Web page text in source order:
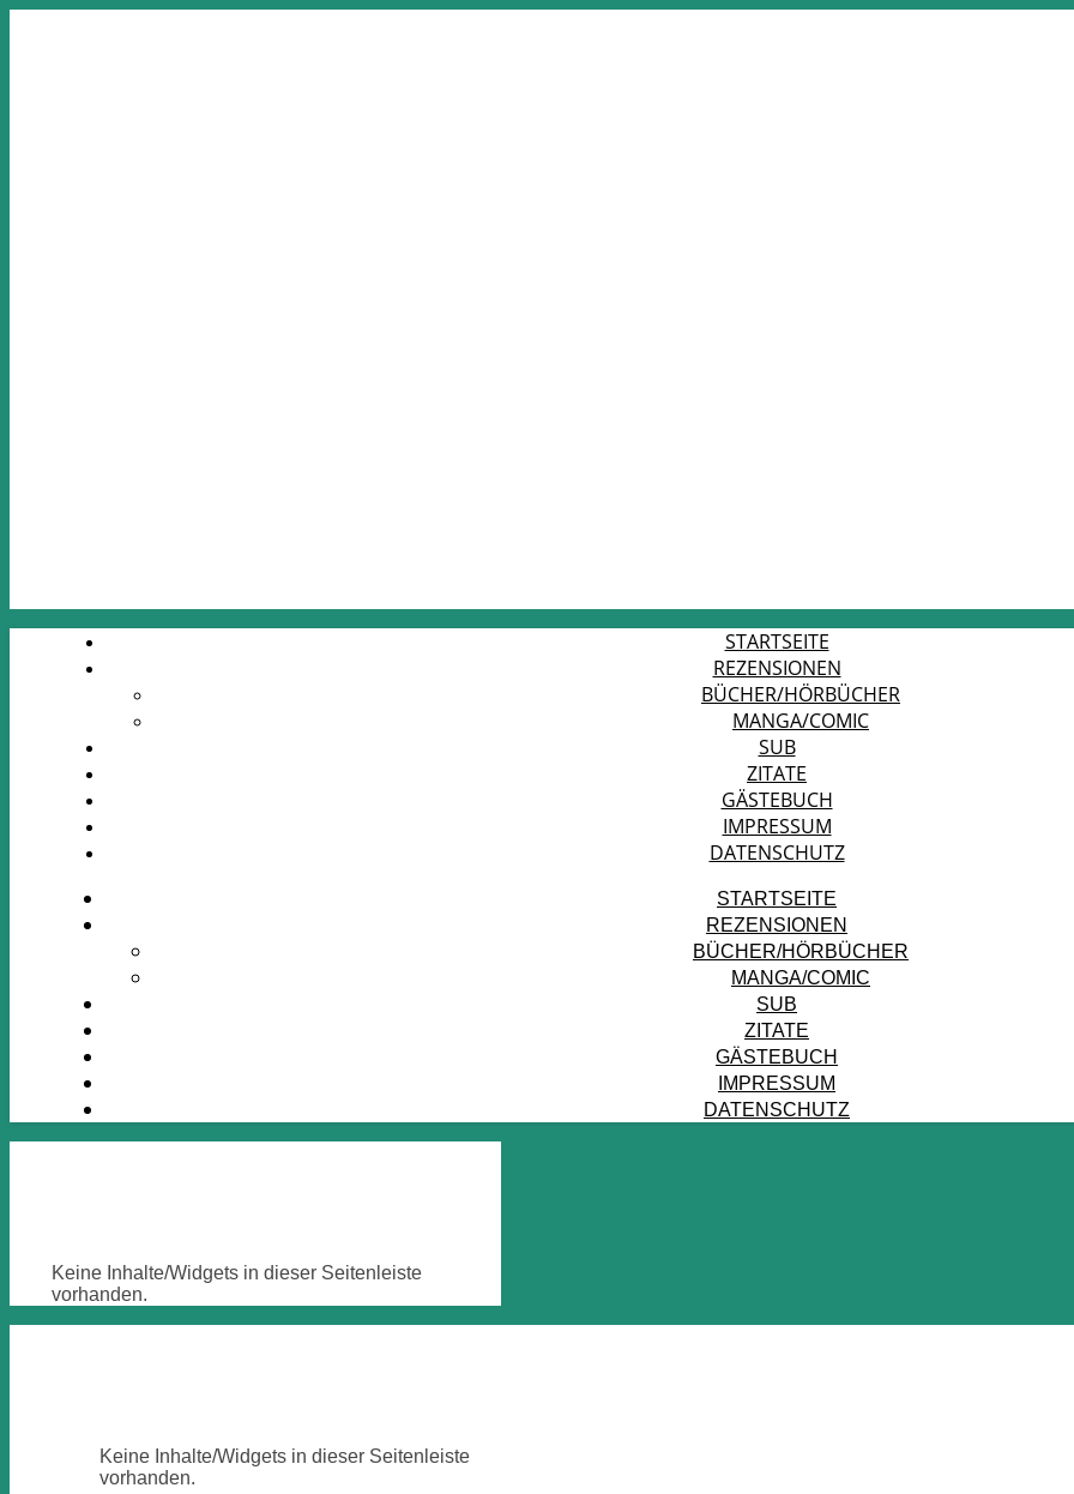
STARTSEITE
REZENSIONEN
BÜCHER/HÖRBÜCHER
MANGA/COMIC
SUB
ZITATE
GÄSTEBUCH
IMPRESSUM
DATENSCHUTZ
STARTSEITE
REZENSIONEN
BÜCHER/HÖRBÜCHER
MANGA/COMIC
SUB
ZITATE
GÄSTEBUCH
IMPRESSUM
DATENSCHUTZ
Keine Inhalte/Widgets in dieser Seitenleiste
vorhanden.
Keine Inhalte/Widgets in dieser Seitenleiste
vorhanden.